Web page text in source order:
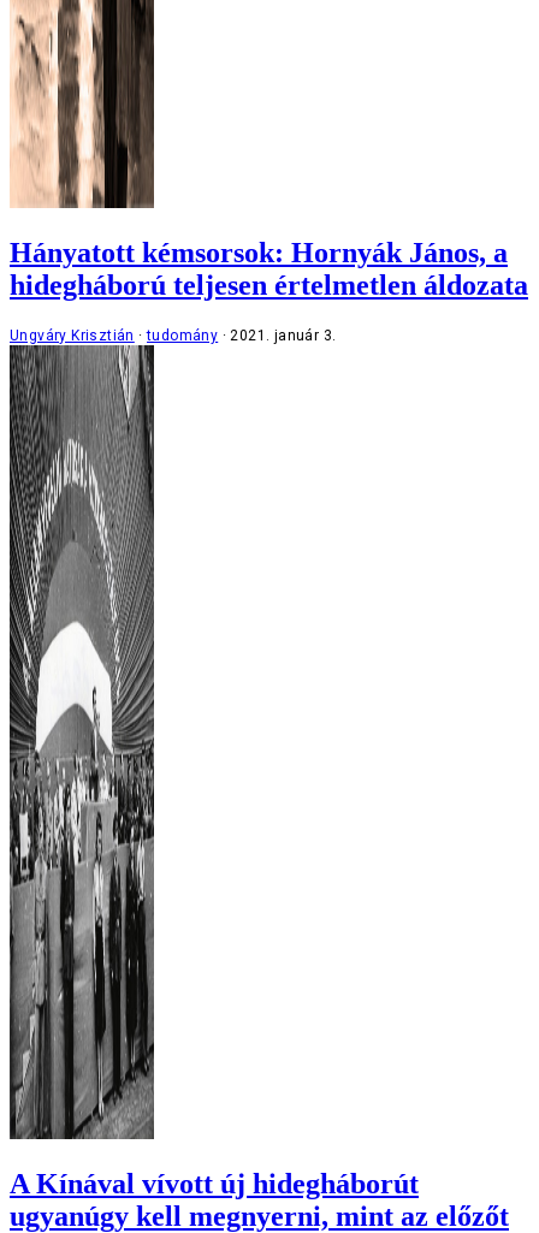
Hányatott kémsorsok: Hornyák János, a
hidegháború teljesen értelmetlen áldozata
Ungváry Krisztián tudomány 2021. január 3.
A Kínával vívott új hidegháborút
ugyanúgy kell megnyerni, mint az előzőt